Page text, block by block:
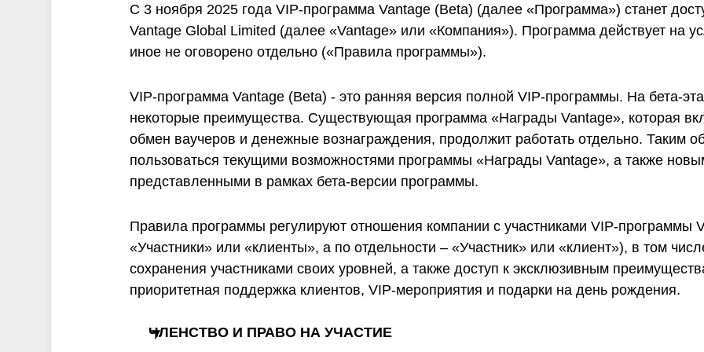
и снятия средств с вашего счета
Торгуйте акциями таких
Apple, Tesla и Nvidia
Акции Австралии
Акции ЕС
Торгуйте акциями таких
Heineken, LVMH и Adidas
Акции
Торгуйте акциями таких
AstraZeneca, Unilever и
TradingView
Торгуйте с умом на ведущей мировой
платформе для построения графиков
одно касание
Демо торговля
Практикуйтесь в торговле и тестируйте
стратегий с помощью виртуальных
средств
Форекс VPS
Оставайтесь в курсе последних
новостей о продуктах
С 3 ноября 2025 года VIP-программа Vantage (Beta) (далее «Программа») станет
Vantage Global Limited (далее «Vantage» или «Компания»). Программа действует на
иное не оговорено отдельно («Правила программы»).
VIP-программа Vantage (Beta) - это ранняя версия полной VIP-программы. На бета-
некоторые преимущества. Существующая программа «Награды Vantage», которая
обмен ваучеров и денежные вознаграждения, продолжит работать отдельно. Таким
пользоваться текущими возможностями программы «Награды Vantage», а также
представленными в рамках бета-версии программы.
Правила программы регулируют отношения компании с участниками VIP-программы
«Участники» или «клиенты», а по отдельности – «Участник» или «клиент»), в том
сохранения участниками своих уровней, а также доступ к эксклюзивным
приоритетная поддержка клиентов, VIP-мероприятия и подарки на день рождения.
ЧЛЕНСТВО И ПРАВО НА УЧАСТИЕ